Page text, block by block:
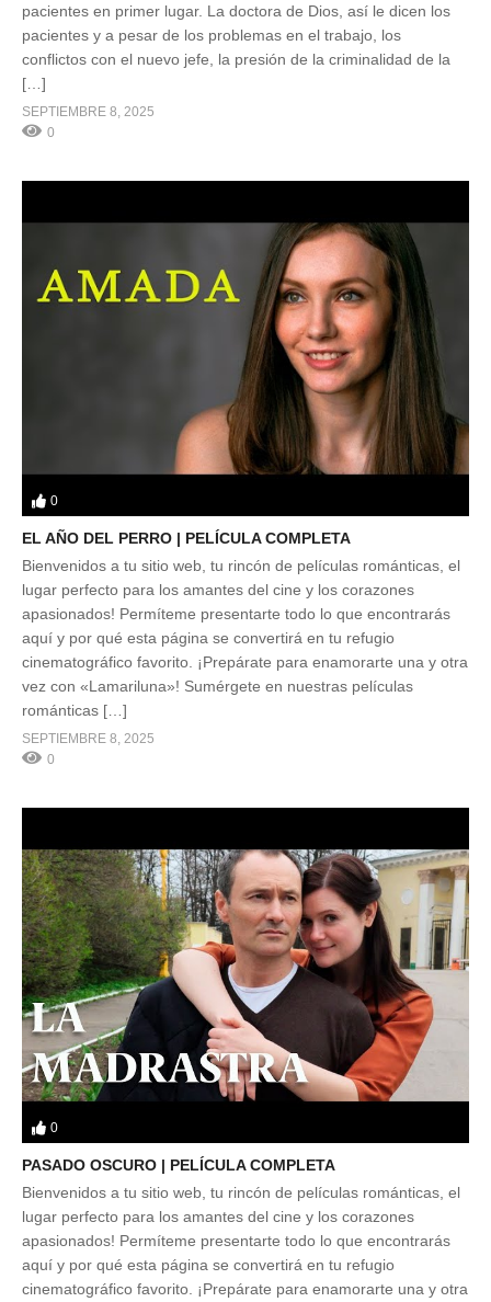
pacientes en primer lugar. La doctora de Dios, así le dicen los
pacientes y a pesar de los problemas en el trabajo, los
conflictos con el nuevo jefe, la presión de la criminalidad de la
[…]
SEPTIEMBRE 8, 2025
0
0
EL AÑO DEL PERRO | PELÍCULA COMPLETA
Bienvenidos a tu sitio web, tu rincón de películas románticas, el
lugar perfecto para los amantes del cine y los corazones
apasionados! Permíteme presentarte todo lo que encontrarás
aquí y por qué esta página se convertirá en tu refugio
cinematográfico favorito. ¡Prepárate para enamorarte una y otra
vez con «Lamariluna»! Sumérgete en nuestras películas
románticas […]
SEPTIEMBRE 8, 2025
0
0
PASADO OSCURO | PELÍCULA COMPLETA
Bienvenidos a tu sitio web, tu rincón de películas románticas, el
lugar perfecto para los amantes del cine y los corazones
apasionados! Permíteme presentarte todo lo que encontrarás
aquí y por qué esta página se convertirá en tu refugio
cinematográfico favorito. ¡Prepárate para enamorarte una y otra